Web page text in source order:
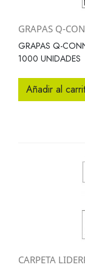
GRAPAS Q-
GRAPAS Q-
1000 UNIDADES
Añadir al
CARPETA